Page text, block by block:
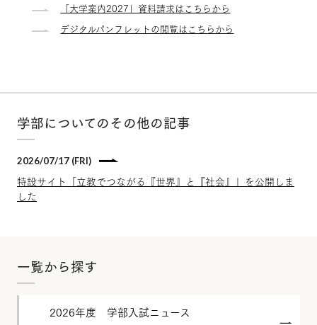
「大学案内2027」資料請求はこちらから
デジタルパンフレットの閲覧はこちらから
学部についてのその他の記事
2026/07/17 (FRI)
特設サイト「立教でつながる『世界』と『社会』」を公開しま
した
一覧から探す
2026年度 学部入試ニュース